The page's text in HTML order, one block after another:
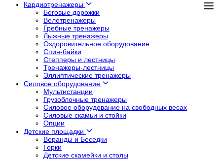
Кардиотренажеры
Беговые дорожки
Велотренажеры
Гребные тренажеры
Лыжные тренажеры
Оздоровительное оборудование
Спин-байки
Степперы и лестницы
Тренажеры-лестницы
Эллиптические тренажеры
Силовое оборудование
Мультистанции
Грузоблочные тренажеры
Силовое оборудование на свободных весах
Силовые скамьи и стойки
Опции
Детские площадки
Веранды и Беседки
Горки
Детские скамейки и столы